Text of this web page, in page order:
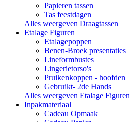
Papieren tassen
Tas feestdagen
Alles weergeven Draagtassen
Etalage Figuren
Etalagepoppen
Benen-Broek presentaties
Lineformbustes
Lingerietorso's
Pruikenkoppen - hoofden
Gebruikt- 2de Hands
Alles weergeven Etalage Figuren
Inpakmateriaal
Cadeau Opmaak